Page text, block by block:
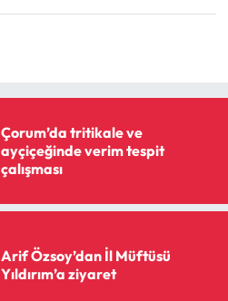
Çorum’da tritikale ve
ayçiçeğinde verim tespit
çalışması
Arif Özsoy’dan İl Müftüsü
Yıldırım’a ziyaret